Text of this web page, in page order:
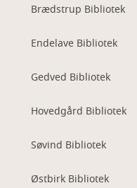
Brædstrup Bibliotek
Endelave Bibliotek
Gedved Bibliotek
Hovedgård Bibliotek
Søvind Bibliotek
Østbirk Bibliotek